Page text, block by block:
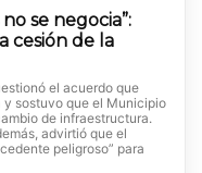
se negocia”:
cesión de la
el acuerdo que
y sostuvo que el Municipio
de infraestructura.
advirtió que el
peligroso” para